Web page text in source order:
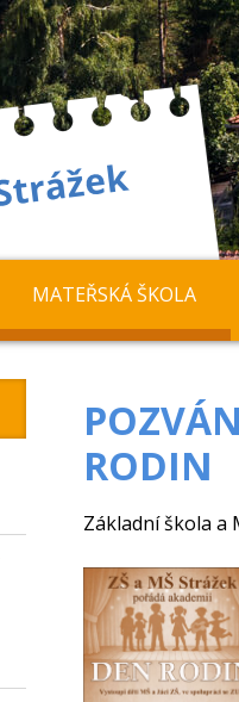
MATEŘSKÁ ŠKOLA
RODIN
Základní škola a